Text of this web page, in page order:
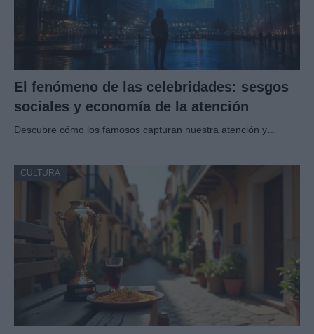
El fenómeno de las celebridades: sesgos
sociales y economía de la atención
Descubre cómo los famosos capturan nuestra atención y…
CULTURA